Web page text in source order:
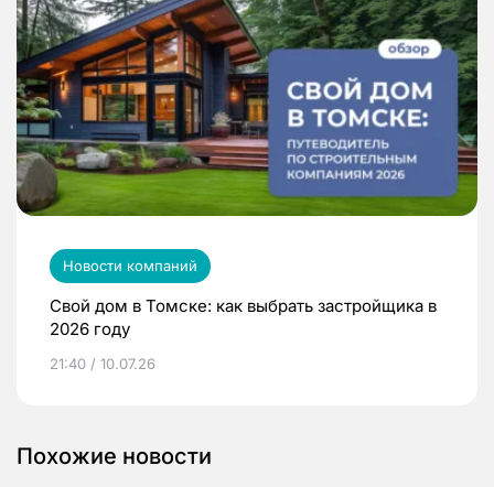
Новости компаний
Свой дом в Томске: как выбрать застройщика в
2026 году
21:40 / 10.07.26
Похожие новости